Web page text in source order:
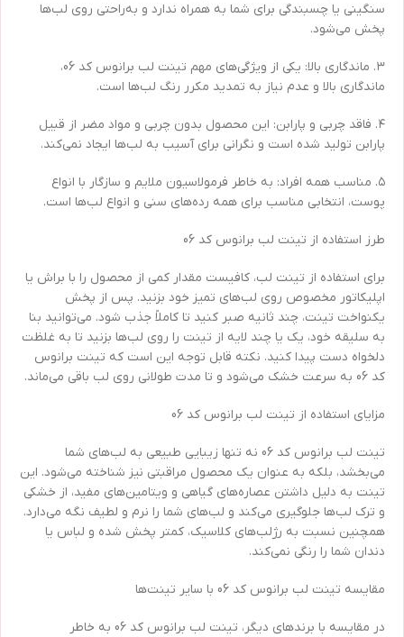
سنگینی یا چسبندگی برای شما به همراه ندارد و به‌راحتی روی لب‌ها
پخش می‌شود.
۳. ماندگاری بالا: یکی از ویژگی‌های مهم تینت لب برانوس کد 06،
ماندگاری بالا و عدم نیاز به تمدید مکرر رنگ لب‌ها است.
۴. فاقد چربی و پارابن: این محصول بدون چربی و مواد مضر از قبیل
پارابن تولید شده است و نگرانی برای آسیب به لب‌ها ایجاد نمی‌کند.
۵. مناسب همه افراد: به خاطر فرمولاسیون ملایم و سازگار با انواع
پوست، انتخابی مناسب برای همه رده‌های سنی و انواع لب‌ها است.
طرز استفاده از تینت لب برانوس کد 06
برای استفاده از تینت لب، کافیست مقدار کمی از محصول را با براش یا
اپلیکاتور مخصوص روی لب‌های تمیز خود بزنید. پس از پخش
یکنواخت تینت، چند ثانیه صبر کنید تا کاملاً جذب شود. می‌توانید بنا
به سلیقه خود، یک یا چند لایه از تینت را روی لب‌ها بزنید تا به غلظت
دلخواه دست پیدا کنید. نکته قابل توجه این است که تینت برانوس
کد 06 به سرعت خشک می‌شود و تا مدت طولانی روی لب باقی می‌ماند.
مزایای استفاده از تینت لب برانوس کد 06
تینت لب برانوس کد 06 نه تنها زیبایی طبیعی به لب‌های شما
می‌بخشد، بلکه به عنوان یک محصول مراقبتی نیز شناخته می‌شود. این
تینت به دلیل داشتن عصاره‌های گیاهی و ویتامین‌های مفید، از خشکی
و ترک لب‌ها جلوگیری می‌کند و لب‌های شما را نرم و لطیف نگه می‌دارد.
همچنین نسبت به رژلب‌های کلاسیک، کمتر پخش شده و لباس یا
دندان شما را رنگی نمی‌کند.
مقایسه تینت لب برانوس کد 06 با سایر تینت‌ها
در مقایسه با برندهای دیگر، تینت لب برانوس کد 06 به خاطر